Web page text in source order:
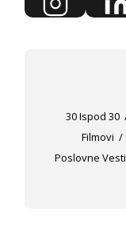
30 Ispod 30
Filmovi
Poslovne Vesti